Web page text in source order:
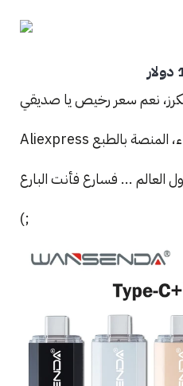
2$ لكل 50 سيتكرز، نعم سعر رخيص يا صديقي
فأنت في شهر العروض و الرخاء، المنصة بالطبع Aliexpress
العالم ... فسارع فأنت البارع
;)